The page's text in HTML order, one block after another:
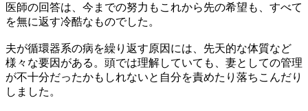
医師の回答は、今までの努力もこれから先の希望も、すべて
を無に返す冷酷なものでした。
夫が循環器系の病を繰り返す原因には、先天的な体質など
様々な要因がある。頭では理解していても、妻としての管理
が不十分だったかもしれないと自分を責めたり落ちこんだり
しました。